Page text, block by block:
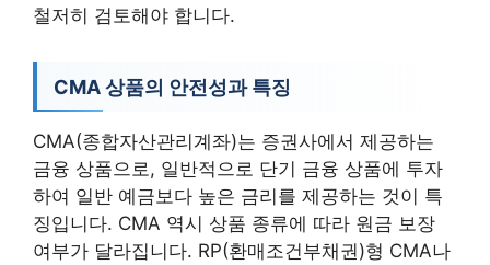
철저히 검토해야 합니다.
CMA 상품의 안전성과 특징
CMA(종합자산관리계좌)는 증권사에서 제공하는
금융 상품으로, 일반적으로 단기 금융 상품에 투자
하여 일반 예금보다 높은 금리를 제공하는 것이 특
징입니다. CMA 역시 상품 종류에 따라 원금 보장
여부가 달라집니다. RP(환매조건부채권)형 CMA나